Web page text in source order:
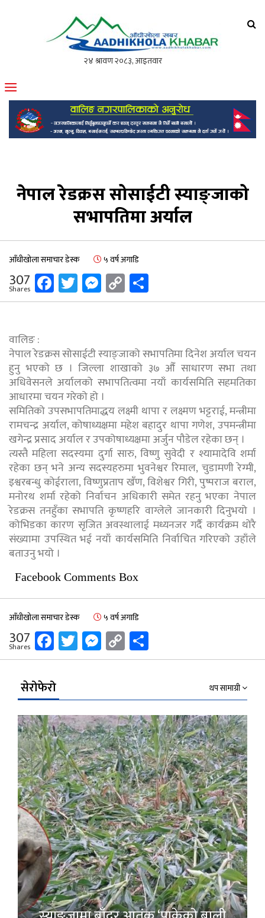
मोफसलकै लोकप्रिय अनलाइन पत्रिका
नेपाल रेडक्रस सोसाईटी स्याङ्जाको
सभापतिमा अर्याल
आँधीखोला समाचार डेस्क ५ वर्ष अगाडि
307
Shares Facebook
Twitter
Messenger
Copy
Link
वालिङ :
नेपाल रेडक्रस सोसाईटी स्याङ्जाको सभापतिमा दिनेश अर्याल चयन
हुनु भएको छ । जिल्ला शाखाको ३७ औँ साधारण सभा तथा
अधिवेसनले अर्यालको सभापतित्वमा नयाँ कार्यसमिति सहमतिका
आधारमा चयन गरेको हो ।
समितिको उपसभापतिमाद्धय लक्ष्मी थापा र लक्ष्मण भट्टराई, मन्त्रीमा
रामचन्द्र अर्याल, कोषाध्यक्षमा महेश बहादुर थापा गणेश, उपमन्त्रीमा
खगेन्द्र प्रसाद अर्याल र उपकोषाध्यक्षमा अर्जुन पौडेल रहेका छन् ।
त्यस्तै महिला सदस्यमा दुर्गा सारु, विष्णु सुवेदी र श्यामादेवि शर्मा
रहेका छन् भने अन्य सदस्यहरुमा भुवनेश्वर रिमाल, चुडामणी रेग्मी,
इश्वरबन्धु कोईराला, विष्णुप्रताप खँण, विशेश्वर गिरी, पुष्पराज बराल,
मनोरथ शर्मा रहेको निर्वाचन अधिकारी समेत रहनु भएका नेपाल
रेडक्रस तनहुँका सभापति कृष्णहरि वाग्लेले जानकारी दिनुभयो ।
कोभिडका कारण सृजित अवस्थालाई मध्यनजर गर्दै कार्यक्रम थोरै
संख्यामा उपस्थित भई नयाँ कार्यसमिति निर्वाचित गरिएको उहाँले
बताउनु भयो ।
Facebook Comments Box
आँधीखोला समाचार डेस्क ५ वर्ष अगाडि
307
Shares Facebook
Twitter
Messenger
Copy
Link
सेरोफेरो थप सामाग्री